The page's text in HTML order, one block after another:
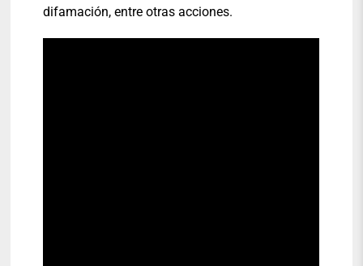
difamación, entre otras acciones.